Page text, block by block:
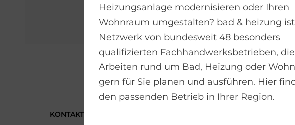
KONTAKTIEREN SIE UNS!
Heizungsanlage modernisieren oder Ihren
Wohnraum umgestalten? bad & heizung
Netzwerk von bundesweit 48 besonders
qualifizierten Fachhandwerksbetrieben,
Arbeiten rund um Bad, Heizung oder
gern für Sie planen und ausführen. Hier
den passenden Betrieb in Ihrer Region.